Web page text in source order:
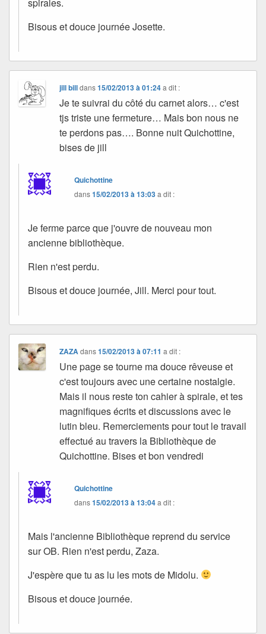
Bisous et douce journée Josette.
jill billdans15/02/2013 à 01:24 a dit :
Je te suivrai du côté du carnet alors… c'est
tjs triste une fermeture… Mais bon nous ne
te perdons pas…. Bonne nuit Quichottine,
bises de jill
Quichottine
dans15/02/2013 à 13:03a dit :
Je ferme parce que j'ouvre de nouveau mon
ancienne bibliothèque.
Rien n'est perdu.
Bisous et douce journée, Jill. Merci pour tout.
ZAZA dans15/02/2013 à 07:11 a dit :
Une page se tourne ma douce rêveuse et
c'est toujours avec une certaine nostalgie.
Mais il nous reste ton cahier à spirale, et tes
magnifiques écrits et discussions avec le
lutin bleu. Remerciements pour tout le travail
effectué au travers la Bibliothèque de
Quichottine. Bises et bon vendredi
Quichottine
dans15/02/2013 à 13:04a dit :
Mais l'ancienne Bibliothèque reprend du service
sur OB. Rien n'est perdu, Zaza.
J'espère que tu as lu les mots de Midolu.
Bisous et douce journée.